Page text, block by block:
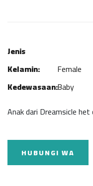
Jenis
Kelamin:
Female
Kedewasaan:Baby
Anak dari Dreamsicle
HUBUNGI WA